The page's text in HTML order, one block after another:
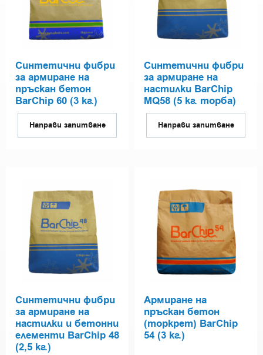
Синтетични фибри
за армиране на
пръскан бетон
BarChip 60 (3 кг.)
Направи запитване
Синтетични фибри
за армиране на
настилки BarChip
MQ58 (5 кг. торба)
Направи запитване
Синтетични фибри
за армиране на
настилки и бетонни
елементи BarChip 48
(2,5 кг.)
Армиране на
пръскан бетон
(торкрет) BarChip
54 (3 кг.)